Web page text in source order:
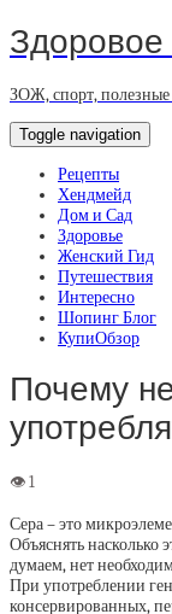
ЗОЖ, спорт, полезные
Toggle navigation
Рецепты
Хендмейд
Дом и Сад
Здоровье
Женский Гид
Путешествия
Интересно
Шопинг Блог
КупиОбзор
Почему
Сера – это
Объяснять насколько
думаем, нет
При употреблении
консервированных,